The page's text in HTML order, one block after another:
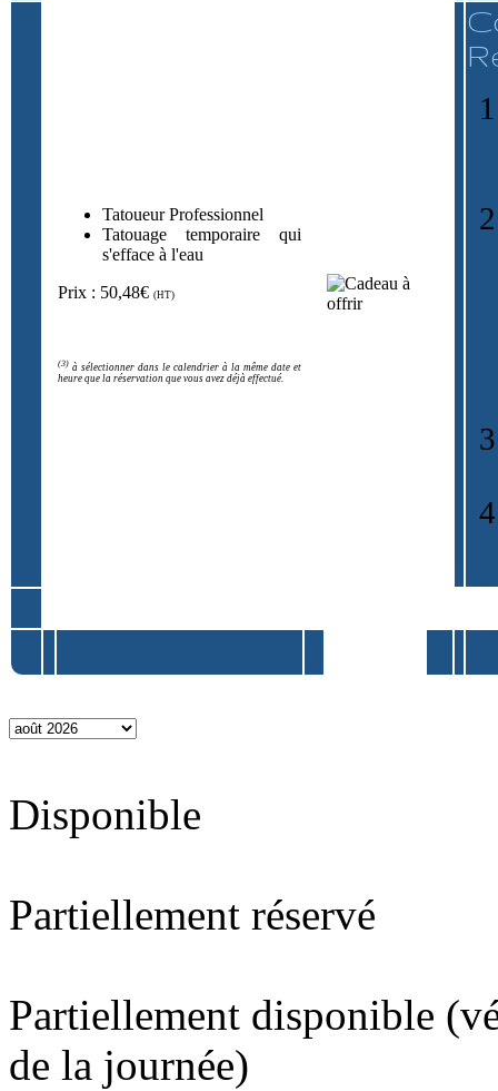
Tatoueur Professionnel
Tatouage temporaire qui
s'efface à l'eau
Prix : 50,48€ (HT)
(3) à sélectionner dans le calendrier à la même date et
heure que la réservation que vous avez déjà effectué.
Disponible
Partiellement réservé
Partiellement disponible
de la journée)